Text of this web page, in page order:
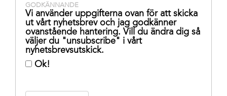
GODKÄNNANDE
Vi använder uppgifterna ovan för att skicka
ut vårt nyhetsbrev och jag godkänner
ovanstående hantering. Vill du ändra dig så
väljer du "unsubscribe" i vårt
nyhetsbrevsutskick.
Ok!